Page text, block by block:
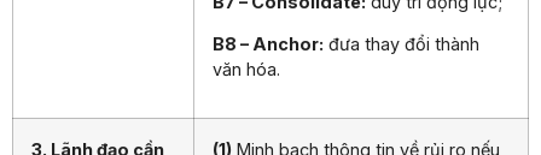
B8 – Anchor: đưa thay đổi thành
văn hóa.
3. Lãnh đạo cần
(1) Minh bạch thông tin về rủi ro nếu